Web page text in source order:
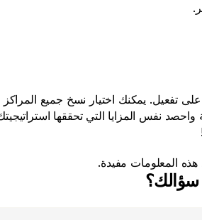
المعلومات مفيدة.